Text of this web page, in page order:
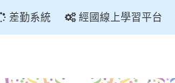
差勤系統 經國線上學習平台